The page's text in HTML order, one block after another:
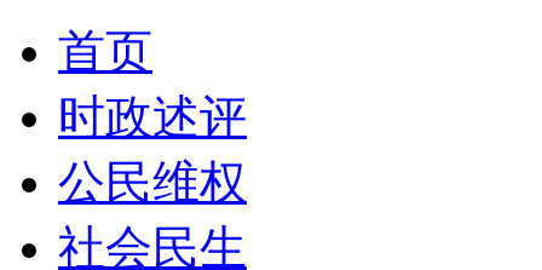
首页
时政述评
公民维权
社会民生